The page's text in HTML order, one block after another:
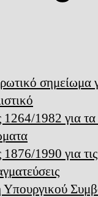
σημείωμα
1982 για τα
1990 για